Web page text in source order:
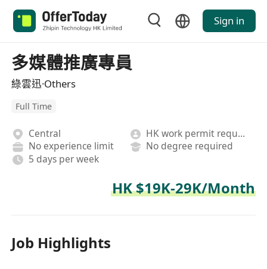
Sign in
多媒體推廣專員
綠雲迅·Others
Full Time
Central
HK work permit required
No experience limit
No degree required
5 days per week
HK $19K-29K/Month
Job Highlights